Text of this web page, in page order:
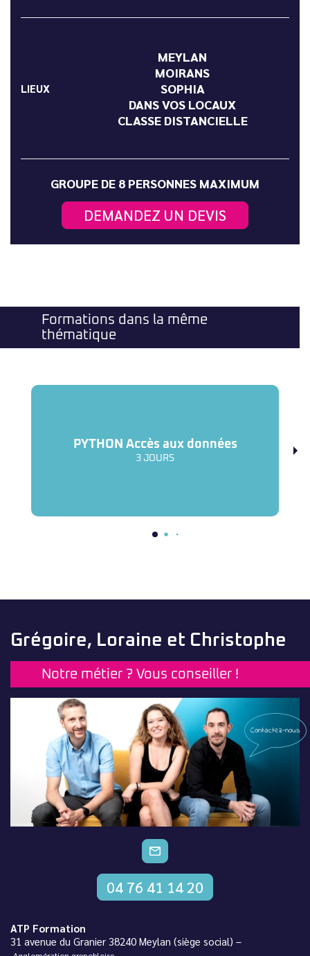
LIEUX
MEYLAN
MOIRANS
SOPHIA
DANS VOS LOCAUX
CLASSE DISTANCIELLE
GROUPE DE 8 PERSONNES MAXIMUM
DEMANDEZ UN DEVIS
Formations dans la même
thématique
PYTHON Accès aux données
3 JOURS
Grégoire, Loraine et Christophe
Notre métier ? Vous conseiller !
Contactez-nous
CONTACTEZ-NOUS
04 76 41 14 20
ATP Formation
31 avenue du Granier 38240 Meylan (siège social) –